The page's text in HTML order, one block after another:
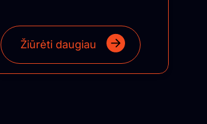
Žiūrėti daugiau